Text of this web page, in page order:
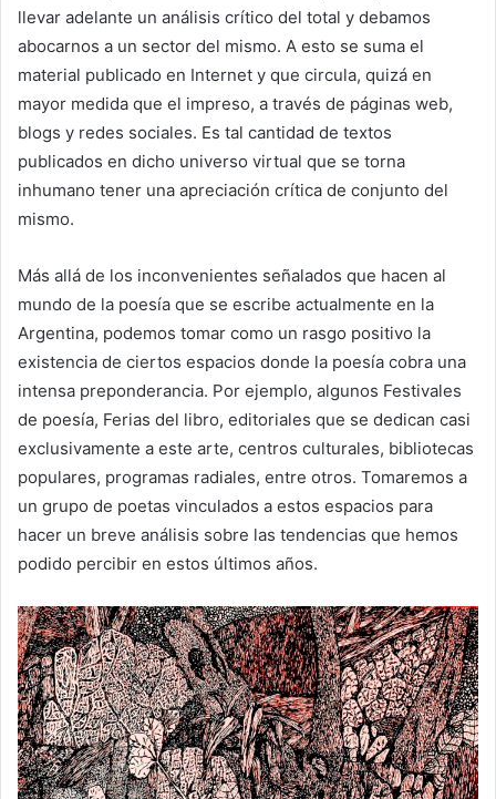
llevar adelante un análisis crítico del total y debamos
abocarnos a un sector del mismo. A esto se suma el
material publicado en Internet y que circula, quizá en
mayor medida que el impreso, a través de páginas web,
blogs y redes sociales. Es tal cantidad de textos
publicados en dicho universo virtual que se torna
inhumano tener una apreciación crítica de conjunto del
mismo.
Más allá de los inconvenientes señalados que hacen al
mundo de la poesía que se escribe actualmente en la
Argentina, podemos tomar como un rasgo positivo la
existencia de ciertos espacios donde la poesía cobra una
intensa preponderancia. Por ejemplo, algunos Festivales
de poesía, Ferias del libro, editoriales que se dedican casi
exclusivamente a este arte, centros culturales, bibliotecas
populares, programas radiales, entre otros. Tomaremos a
un grupo de poetas vinculados a estos espacios para
hacer un breve análisis sobre las tendencias que hemos
podido percibir en estos últimos años.